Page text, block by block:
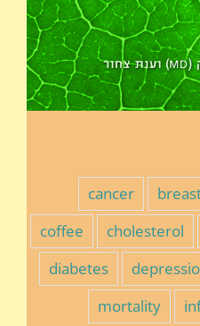
cancer
cholesterol
coffee
diabetes
mortality